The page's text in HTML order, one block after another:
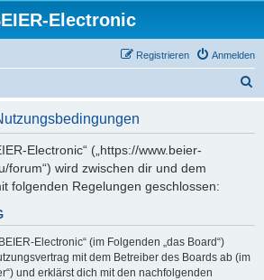
Electronic
Anmelden
Registrieren
Electronic“ („https://www.beier-
forum“) wird zwischen dir und dem
folgenden Regelungen geschlossen:
Electronic“ (im Folgenden „das Board“)
mit dem Betreiber des Boards ab (im
und erklärst dich mit den nachfolgenden